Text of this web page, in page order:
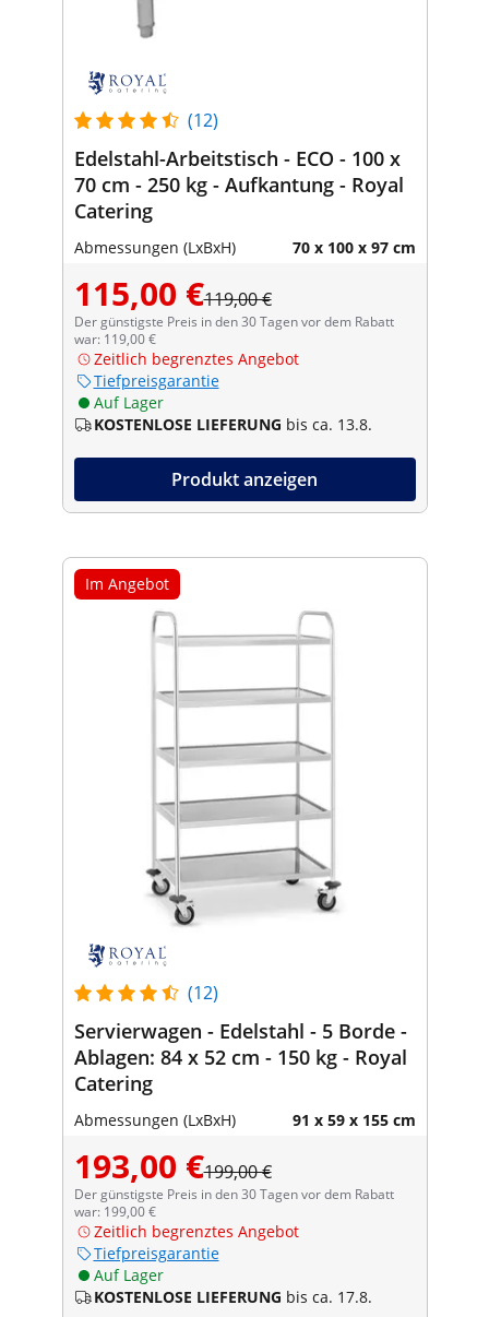
(12)
Edelstahl-Arbeitstisch - ECO - 100 x
70 cm - 250 kg - Aufkantung - Royal
Catering
Abmessungen (LxBxH) 70 x 100 x 97 cm
115,00 €119,00 €
Der günstigste Preis in den 30 Tagen vor dem Rabatt
war: 119,00 €
Zeitlich begrenztes Angebot
Tiefpreisgarantie
Auf Lager
KOSTENLOSE LIEFERUNG bis ca. 13.8.
Produkt anzeigen
Im Angebot
(12)
Servierwagen - Edelstahl - 5 Borde -
Ablagen: 84 x 52 cm - 150 kg - Royal
Catering
Abmessungen (LxBxH) 91 x 59 x 155 cm
193,00 €199,00 €
Der günstigste Preis in den 30 Tagen vor dem Rabatt
war: 199,00 €
Zeitlich begrenztes Angebot
Tiefpreisgarantie
Auf Lager
KOSTENLOSE LIEFERUNG bis ca. 17.8.